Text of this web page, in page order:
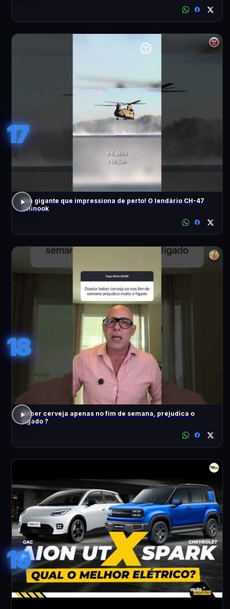
17
Um gigante que impressiona de perto! O lendário CH-47
Chinook
18
Beber cerveja apenas no fim de semana, prejudica o
fígado ?
19